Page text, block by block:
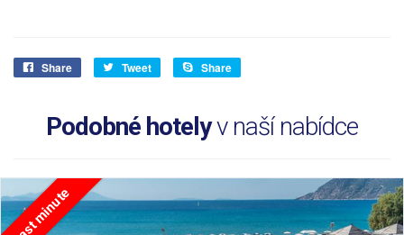
Share Tweet Share
Podobné hotelyv naší nabídce
Last minute